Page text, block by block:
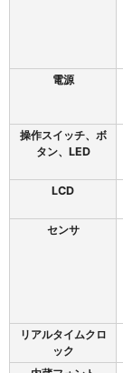
電源
操作スイッチ、ボ
タン、LED
LCD
センサ
リアルタイムクロ
ック